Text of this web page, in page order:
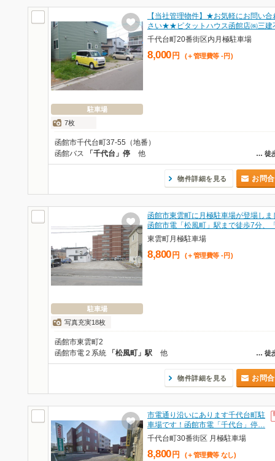
駐車場
7枚
【当社管理物件】★お気軽にお問い合
さい★★ピタットハウス函館店㈱三
千代台町20番街区内月極駐車場
8,000 円 (＋管理費等 - 円 )
函館市千代台町37-55（地番）
… 徒
函館バス 「千代台」停 他
物件詳細を見る お問
駐車場
写真充実18枚
函館市東雲町に月極駐車場が登場しま
函館市電「松風町」駅まで徒歩7分、
東雲町月極駐車場
8,800 円 (＋管理費等 - 円 )
函館市東雲町2
… 徒
函館市電２系統 「松風町」駅 他
物件詳細を見る お問
市電通り沿いにあります千代台町駐
車場です！函館市電「千代台」停…
千代台町30番街区 月極駐車場
8,800 円 (＋管理費等 なし)